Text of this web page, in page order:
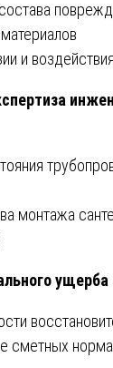
и
монтажа
ущерба
сметных